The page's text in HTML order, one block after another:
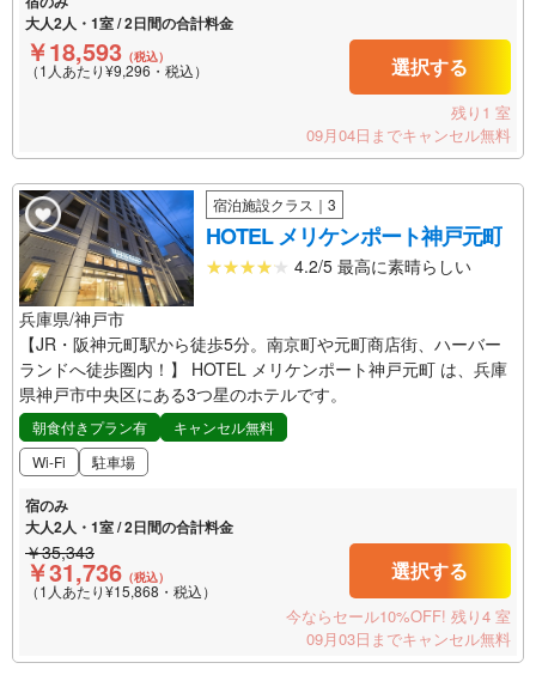
大人2人・1室 / 2日間の合計料金
￥18,593 （税込）
（1人あたり¥9,296・税込） 選択する
残り1 室
09月04日までキャンセル無料
宿泊施設クラス｜3
HOTEL メリケンポート神戸元町
4.2/5 最高に素晴らしい
兵庫県/神戸市
【JR・阪神元町駅から徒歩5分。南京町や元町商店街、ハーバー
ランドへ徒歩圏内！】 HOTEL メリケンポート神戸元町 は、兵庫
県神戸市中央区にある3つ星のホテルです。
朝食付きプラン有
キャンセル無料
Wi-Fi
駐車場
宿のみ
大人2人・1室 / 2日間の合計料金
￥35,343
￥31,736 （税込）
（1人あたり¥15,868・税込）
選択する
今ならセール10%OFF! 残り4 室
09月03日までキャンセル無料